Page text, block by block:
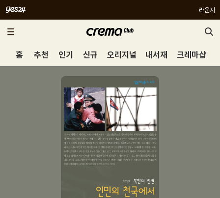
라운지
홈 추천 인기 신규 오리지널 내서재 크레마샵